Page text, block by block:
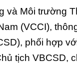
và Môi trường
(VCCI),
phối hợp
tịch VBCSD,